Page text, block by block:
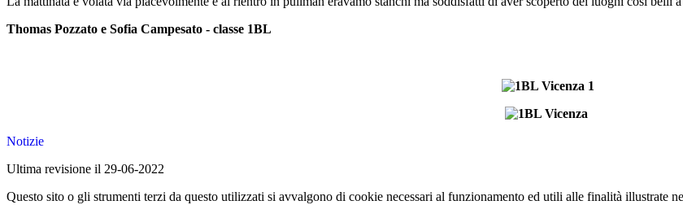
Thomas Pozzato e Sofia Campesato - classe 1BL
Notizie
Ultima revisione il 29-06-2022
Questo sito o gli strumenti terzi da questo utilizzati si avvalgono di cookie necessari al funzionamento ed utili alle finalità illustrate